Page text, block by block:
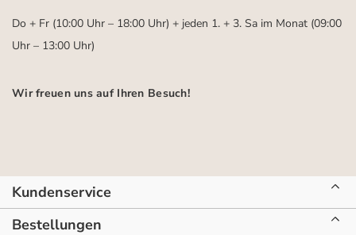
Do + Fr (10:00 Uhr – 18:00 Uhr) + jeden 1. + 3. Sa im Monat (09:00
Uhr – 13:00 Uhr)
Wir freuen uns auf Ihren Besuch!
Kundenservice
Bestellungen